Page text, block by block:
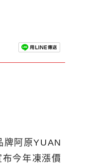
牌阿原YUAN
今年凍漲價